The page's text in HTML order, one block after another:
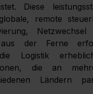
Diese
remote
Netzwechsel
aus der Ferne
Logistik
die an
Ländern